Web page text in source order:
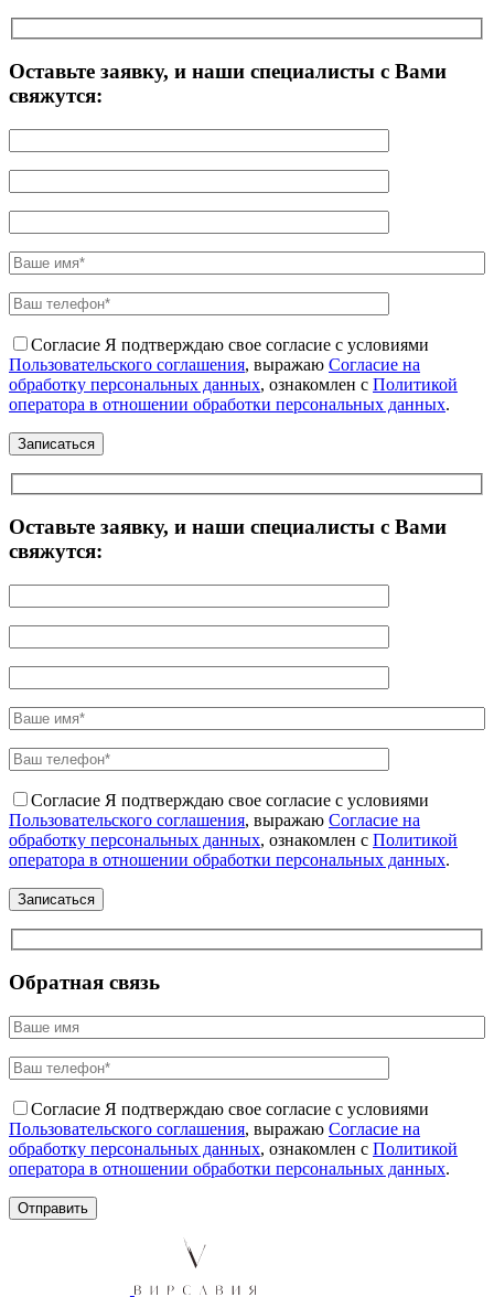
Оставьте заявку, и наши специалисты с Вами
свяжутся:
Согласие Я подтверждаю свое согласие с условиями
Пользовательского соглашения, выражаю Согласие на
обработку персональных данных, ознакомлен с Политикой
оператора в отношении обработки персональных данных.
Оставьте заявку, и наши специалисты с Вами
свяжутся:
Согласие Я подтверждаю свое согласие с условиями
Пользовательского соглашения, выражаю Согласие на
обработку персональных данных, ознакомлен с Политикой
оператора в отношении обработки персональных данных.
Обратная связь
Согласие Я подтверждаю свое согласие с условиями
Пользовательского соглашения, выражаю Согласие на
обработку персональных данных, ознакомлен с Политикой
оператора в отношении обработки персональных данных.